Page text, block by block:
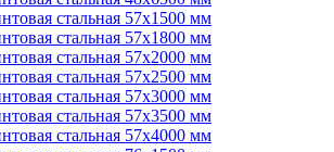
стальная 57х1500 мм
стальная 57х1800 мм
стальная 57х2000 мм
стальная 57х2500 мм
стальная 57х3000 мм
стальная 57х3500 мм
стальная 57х4000 мм